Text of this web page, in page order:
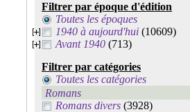
Filtrer par époque d'édition
Toutes les époques
1940 à aujourd'hui (10609)
Avant 1940 (713)
Filtrer par catégories
Toutes les catégories
Romans
Romans divers (3928)